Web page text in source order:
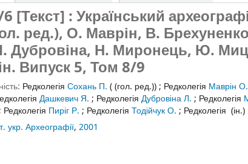
[Текст] : Український
ред.), О. Маврін, В.
Дубровіна, Н. Миронець, Ю.
Випуск 5,Том 8/9
Редколегія Сохань П. ( (гол. ред.)); Редколегія Маврін О.
Дашкевич Я. ; Редколегія Дубровіна Л. ; Редколегія
Редколегія Пиріг Р. ; Редколегія Тодійчук О. ; Редколегія (ін.)
укр. Археографії, 2001